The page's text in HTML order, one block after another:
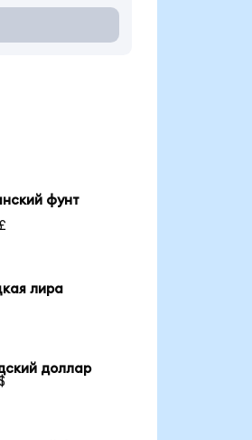
фунт
лира
доллар